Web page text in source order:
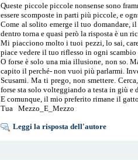
Queste piccole piccole nonsense sono
essere scomposte in parti più piccole, e
Come al solito emerge il tuo domandare,
dentro torna e quasi però la risposta è un
Mi piacciono molto i tuoi pezzi, lo sai,
piace vedere il tuo riflesso in ogni
O forse è solo una mia illusione, non so.
capito il perché- non vuoi più parlarmi.
Scusami. Ma ti prego, non smettere.
forse sta solo volteggiando a testa in giù e
E comunque, il mio preferito rimane il gatto.
Tua Mezzo_E_Mezzo
Leggi la risposta dell'autore